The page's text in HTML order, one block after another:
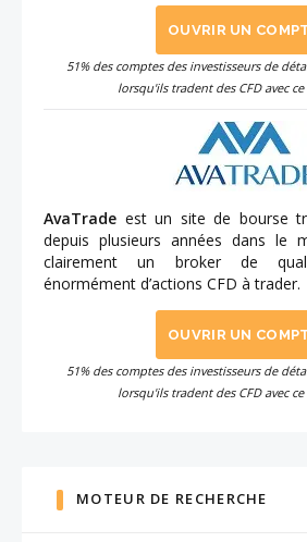
OUVRIR UN
51% des comptes des investisseurs de
lorsqu'ils tradent des CFD avec
AvaTrade est un site de bourse
depuis plusieurs années dans le
clairement un broker de
énormément d’actions CFD à trader.
OUVRIR UN
51% des comptes des investisseurs de
lorsqu'ils tradent des CFD avec
MOTEUR DE RECHERCHE